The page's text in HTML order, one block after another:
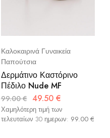
Καλοκαιρινά Γυναικεία
Παπούτσια
Δερμάτινο Καστόρινο
Πέδιλο Nude MF
99.00€ 49.50 €
Χαμηλότερη τιμή των
τελευταίων 30 ημερων: 99.00 €